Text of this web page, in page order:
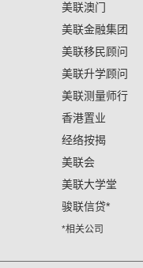
美联澳门
美联金融集团
美联移民顾问
美联升学顾问
美联测量师行
香港置业
经络按揭
美联会
美联大学堂
骏联信贷*
*相关公司